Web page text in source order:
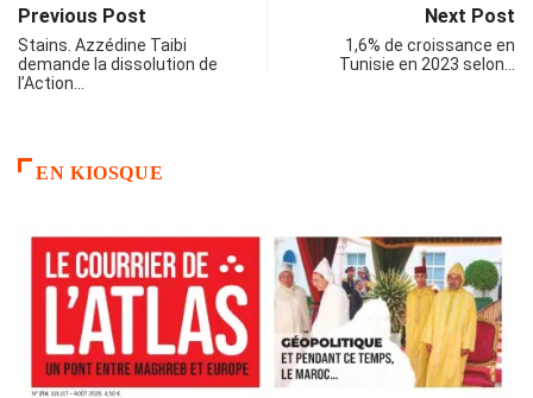
Previous Post
Stains. Azzédine Taibi
demande la dissolution de
l’Action…
Next Post
1,6% de croissance en
Tunisie en 2023 selon…
EN KIOSQUE